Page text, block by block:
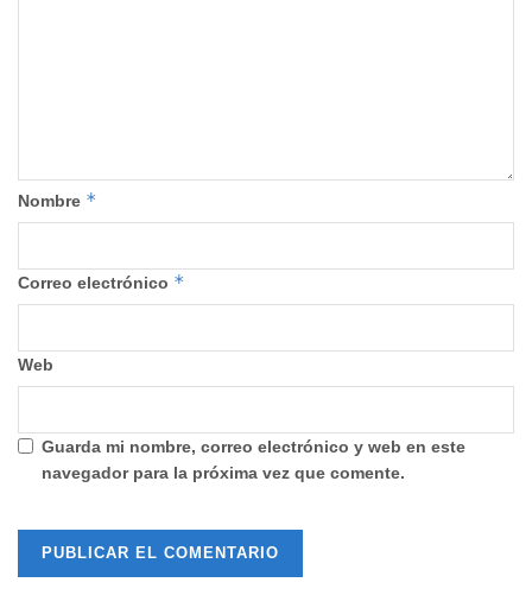
Nombre *
Correo electrónico *
Web
Guarda mi nombre, correo electrónico y web en este
navegador para la próxima vez que comente.